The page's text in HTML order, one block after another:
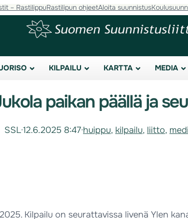
– RastilippuRastilipun ohjeetAloita suunnistus
KILPAILU KARTTA MEDIA
paikan päällä ja
SSL·12.6.2025 8:47·huippu, kilpailu, liitto,
Kilpailu on seurattavissa livenä Ylen